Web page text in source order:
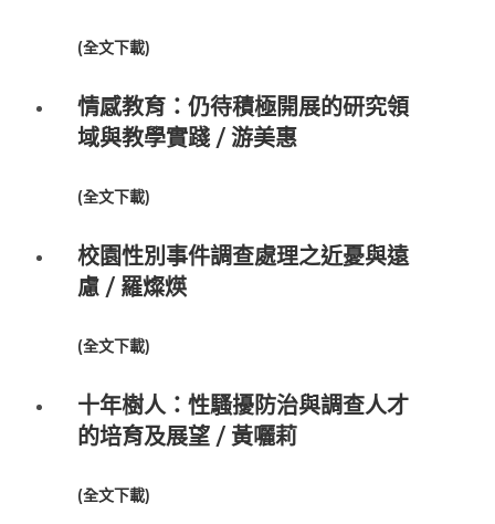
(全文下載)
情感教育：仍待積極開展的研究領
域與教學實踐 / 游美惠
(全文下載)
校園性別事件調查處理之近憂與遠
慮 / 羅燦煐
(全文下載)
十年樹人：性騷擾防治與調查人才
的培育及展望 / 黃囇莉
(全文下載)